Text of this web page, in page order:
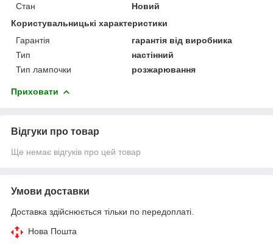
Стан
Новий
Користувальницькі характеристики
Гарантія
гарантія від виробника
Тип
настінний
Тип лампочки
розжарювання
Приховати
Відгуки про товар
Ще немає відгуків про цей товар
Умови доставки
Доставка здійснюється тільки по передоплаті.
Нова Пошта